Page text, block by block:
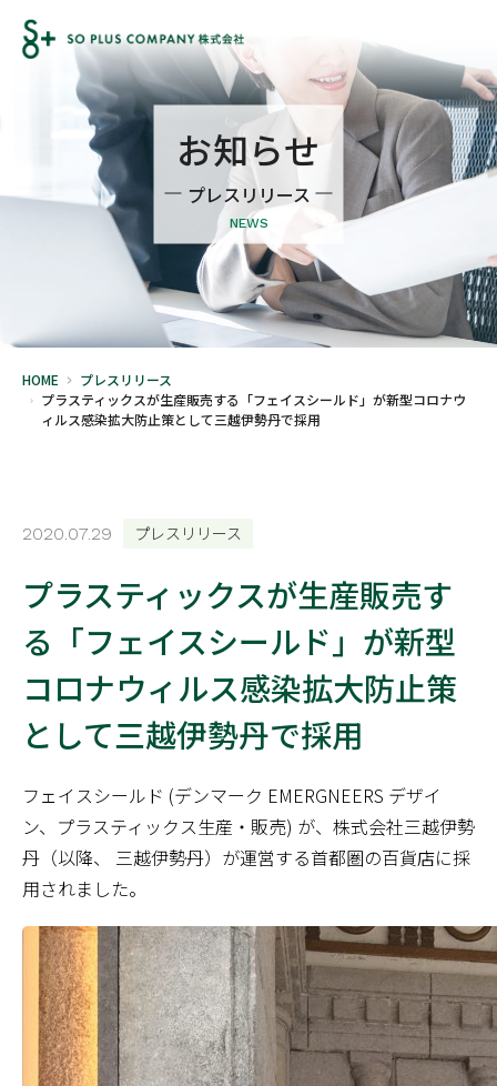
お知らせ
プレスリリース
NEWS
HOME
プレスリリース
プラスティックスが生産販売する「フェイスシールド」が新型コロナウ
ィルス感染拡大防止策として三越伊勢丹で採用
2020.07.29 プレスリリース
プラスティックスが生産販売す
る「フェイスシールド」が新型
コロナウィルス感染拡大防止策
として三越伊勢丹で採用
フェイスシールド (デンマーク EMERGNEERS デザイ
ン、プラスティックス生産・販売) が、株式会社三越伊勢
丹（以降、 三越伊勢丹）が運営する首都圏の百貨店に採
用されました。